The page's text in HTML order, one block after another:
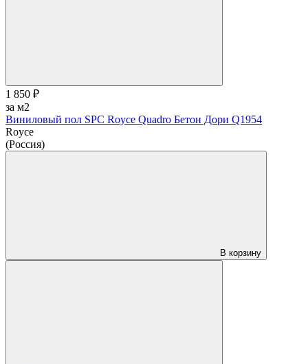
1 850 ₽
за м2
Виниловый пол SPC Royce Quadro Бетон Дори Q1954
Royce
(Россия)
В корзину